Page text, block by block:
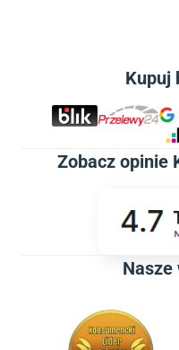
Kupuj
Zobacz opinie
Nasze